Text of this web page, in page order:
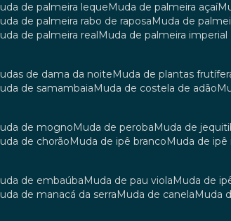
muda de palmeira leque
muda de palmeira açaí
muda de palmeira rabo de raposa
muda de
muda de palmeira real
muda de palmeira imperial
mudas de dama da noite
muda de plantas
muda de samambaia
muda de costela de adão
muda de mogno
muda de peroba muda de
muda de chorão
muda de ipê branco muda de
muda de embaúba
muda de pau viola muda de
muda de manacá da serra
muda de canela